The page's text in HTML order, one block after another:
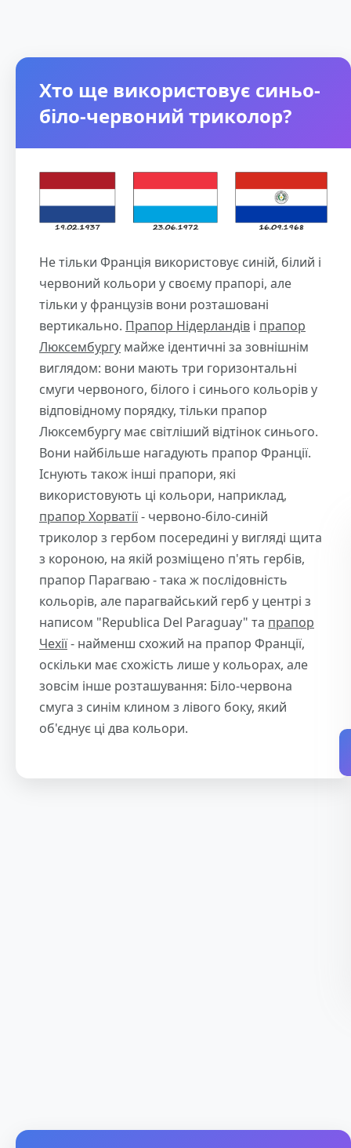
Хто ще використовує синьо-
біло-червоний триколор?
Не тільки Франція використовує синій, білий і
червоний кольори у своєму прапорі, але
тільки у французів вони розташовані
вертикально. Прапор Нідерландів і прапор
Люксембургу майже ідентичні за зовнішнім
виглядом: вони мають три горизонтальні
смуги червоного, білого і синього кольорів у
відповідному порядку, тільки прапор
Люксембургу має світліший відтінок синього.
Вони найбільше нагадують прапор Франції.
Існують також інші прапори, які
використовують ці кольори, наприклад,
прапор Хорватії- червоно-біло-синій
триколор з гербом посередині у вигляді щита
з короною, на якій розміщено п'ять гербів,
прапор Парагваю - така ж послідовність
кольорів, але парагвайський герб у центрі з
написом "Republica Del Paraguay" та прапор
Чехії- найменш схожий на прапор Франції,
оскільки має схожість лише у кольорах, але
зовсім інше розташування: Біло-червона
смуга з синім клином з лівого боку, який
об'єднує ці два кольори.